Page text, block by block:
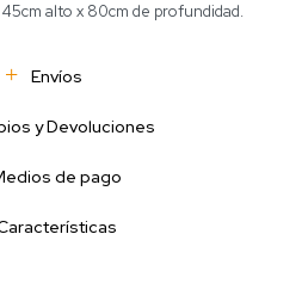
45cm alto x 80cm de profundidad.
Envíos
y Devoluciones
de pago